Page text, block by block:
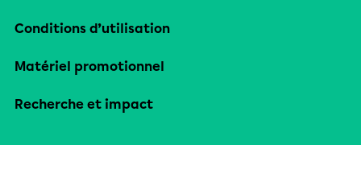
Conditions d’utilisation
Matériel promotionnel
Recherche et impact